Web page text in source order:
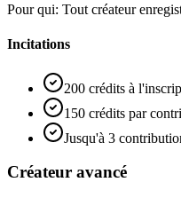
Pour qui: Tout créateur
Incitations
200 crédits à
150 crédits par
Jusqu'à 3
Créateur avancé